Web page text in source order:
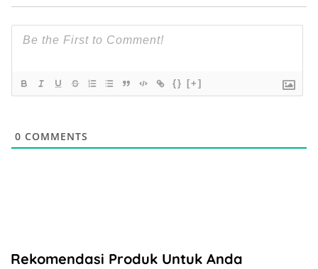
{} [+]
0 COMMENTS
Rekomendasi Produk Untuk Anda